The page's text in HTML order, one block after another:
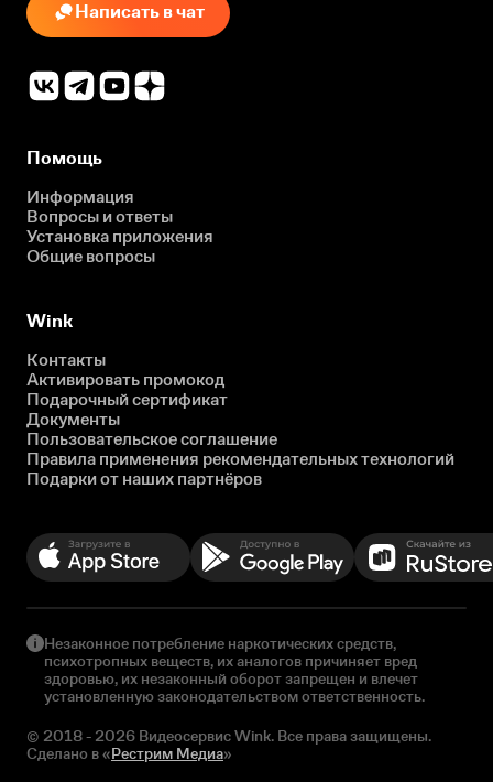
Написать в чат
Помощь
Информация
Вопросы и ответы
Установка приложения
Общие вопросы
Wink
Контакты
Активировать промокод
Подарочный сертификат
Документы
Пользовательское соглашение
Правила применения рекомендательных технологий
Подарки от наших партнёров
Незаконное потребление наркотических средств,
психотропных веществ, их аналогов причиняет вред
здоровью, их незаконный оборот запрещен и влечет
установленную законодательством ответственность.
© 2018 - 2026 Видеосервис Wink. Все права защищены.
Сделано в «Рестрим Медиа»